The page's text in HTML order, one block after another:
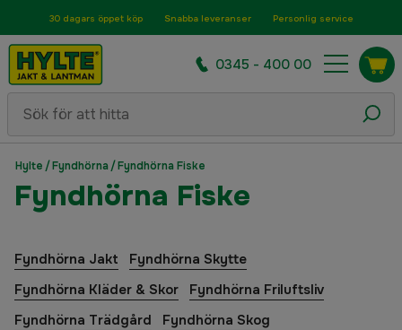
30 dagars öppet köp Snabba leveranser Personlig service
0345 - 400 00
Hylte /Fyndhörna/Fyndhörna Fiske
Fyndhörna Fiske
Fyndhörna Jakt
Fyndhörna Skytte
Fyndhörna Kläder & Skor
Fyndhörna Friluftsliv
Fyndhörna Trädgård
Fyndhörna Skog